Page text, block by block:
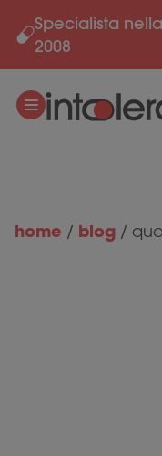
Salta al contenuto
Specialista
2008
home / blog /